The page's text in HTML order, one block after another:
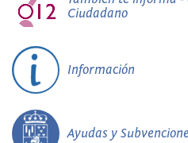
Ciudadano
Información
Ayudas y